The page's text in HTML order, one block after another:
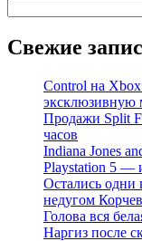
Свежие
Control на Xbox
эксклюзивную
Продажи Split
часов
Indiana Jones
Playstation 5 —
Остались одни
недугом
Голова вся
Наргиз после